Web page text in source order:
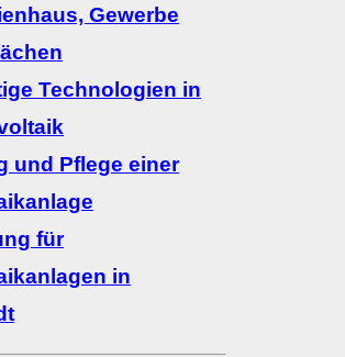
Gewerbe
Technologien in
und Pflege einer
für
in